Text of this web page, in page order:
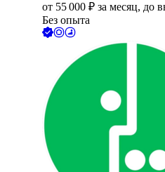
от 55 000 ₽ за месяц, до
Без опыта